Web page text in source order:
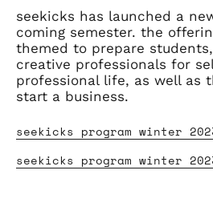
seekicks has launched a
coming semester. the
themed to prepare
creative professionals for
professional life, as well as
start a business.
seekicks program winter 2023
seekicks program winter 2023